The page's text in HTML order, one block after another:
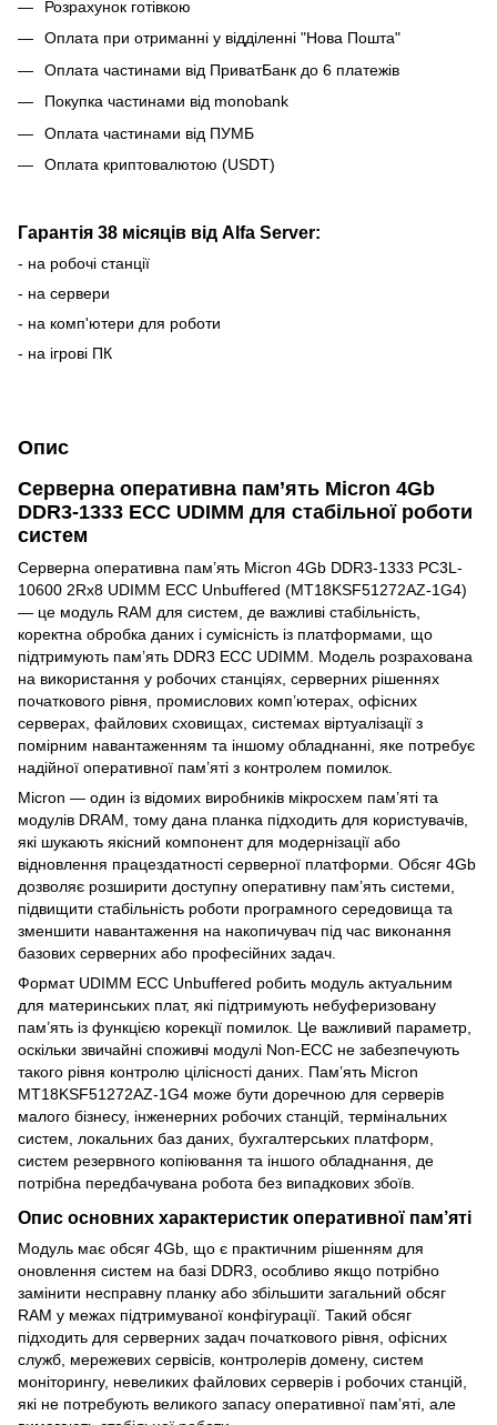
Розрахунок готівкою
Оплата при отриманні у відділенні "Нова Пошта"
Оплата частинами від ПриватБанк до 6 платежів
Покупка частинами від monobank
Оплата частинами від ПУМБ
Оплата криптовалютою (USDT)
Гарантія 38 місяців від Alfa Server:
- на робочі станції
- на сервери
- на комп'ютери для роботи
- на ігрові ПК
Опис
Серверна оперативна пам’ять Micron 4Gb
DDR3-1333 ECC UDIMM для стабільної роботи
систем
Серверна оперативна пам’ять Micron 4Gb DDR3-1333 PC3L-
10600 2Rx8 UDIMM ECC Unbuffered (MT18KSF51272AZ-1G4)
— це модуль RAM для систем, де важливі стабільність,
коректна обробка даних і сумісність із платформами, що
підтримують пам’ять DDR3 ECC UDIMM. Модель розрахована
на використання у робочих станціях, серверних рішеннях
початкового рівня, промислових комп’ютерах, офісних
серверах, файлових сховищах, системах віртуалізації з
помірним навантаженням та іншому обладнанні, яке потребує
надійної оперативної пам’яті з контролем помилок.
Micron — один із відомих виробників мікросхем пам’яті та
модулів DRAM, тому дана планка підходить для користувачів,
які шукають якісний компонент для модернізації або
відновлення працездатності серверної платформи. Обсяг 4Gb
дозволяє розширити доступну оперативну пам’ять системи,
підвищити стабільність роботи програмного середовища та
зменшити навантаження на накопичувач під час виконання
базових серверних або професійних задач.
Формат UDIMM ECC Unbuffered робить модуль актуальним
для материнських плат, які підтримують небуферизовану
пам’ять із функцією корекції помилок. Це важливий параметр,
оскільки звичайні споживчі модулі Non-ECC не забезпечують
такого рівня контролю цілісності даних. Пам’ять Micron
MT18KSF51272AZ-1G4 може бути доречною для серверів
малого бізнесу, інженерних робочих станцій, термінальних
систем, локальних баз даних, бухгалтерських платформ,
систем резервного копіювання та іншого обладнання, де
потрібна передбачувана робота без випадкових збоїв.
Опис основних характеристик оперативної пам’яті
Модуль має обсяг 4Gb, що є практичним рішенням для
оновлення систем на базі DDR3, особливо якщо потрібно
замінити несправну планку або збільшити загальний обсяг
RAM у межах підтримуваної конфігурації. Такий обсяг
підходить для серверних задач початкового рівня, офісних
служб, мережевих сервісів, контролерів домену, систем
моніторингу, невеликих файлових серверів і робочих станцій,
які не потребують великого запасу оперативної пам’яті, але